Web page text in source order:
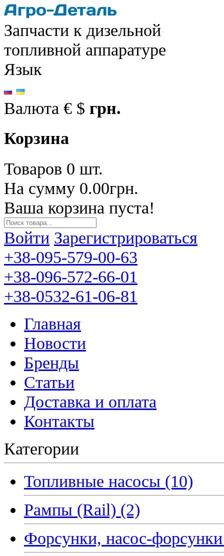
Запчасти к дизельной
топливной аппаратуре
Язык
Валюта € $ грн.
Корзина
Товаров 0 шт.
На сумму 0.00грн.
Ваша корзина пуста!
Войти Зарегистрироваться
+38-095-579-00-63
+38-096-572-66-01
+38-0532-61-06-81
Главная
Новости
Бренды
Статьи
Доставка и оплата
Контакты
Категории
Топливные насосы (10)
Рампы (Rail) (2)
Форсунки, насос-